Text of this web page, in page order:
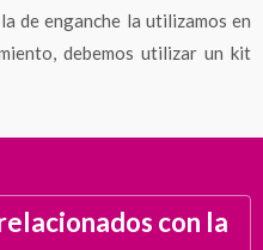
de enganche la utilizamos en
debemos utilizar un kit
con la